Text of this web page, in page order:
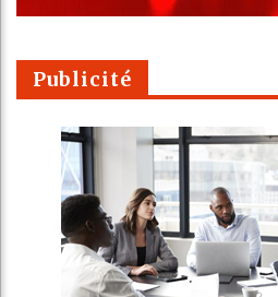
Publicité